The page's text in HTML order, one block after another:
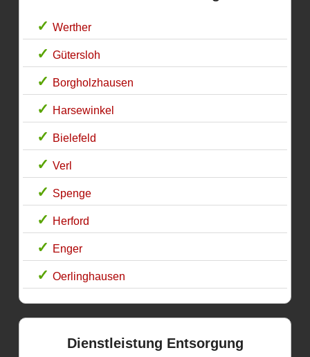
Werther
Gütersloh
Borgholzhausen
Harsewinkel
Bielefeld
Verl
Spenge
Herford
Enger
Oerlinghausen
Dienstleistung Entsorgung